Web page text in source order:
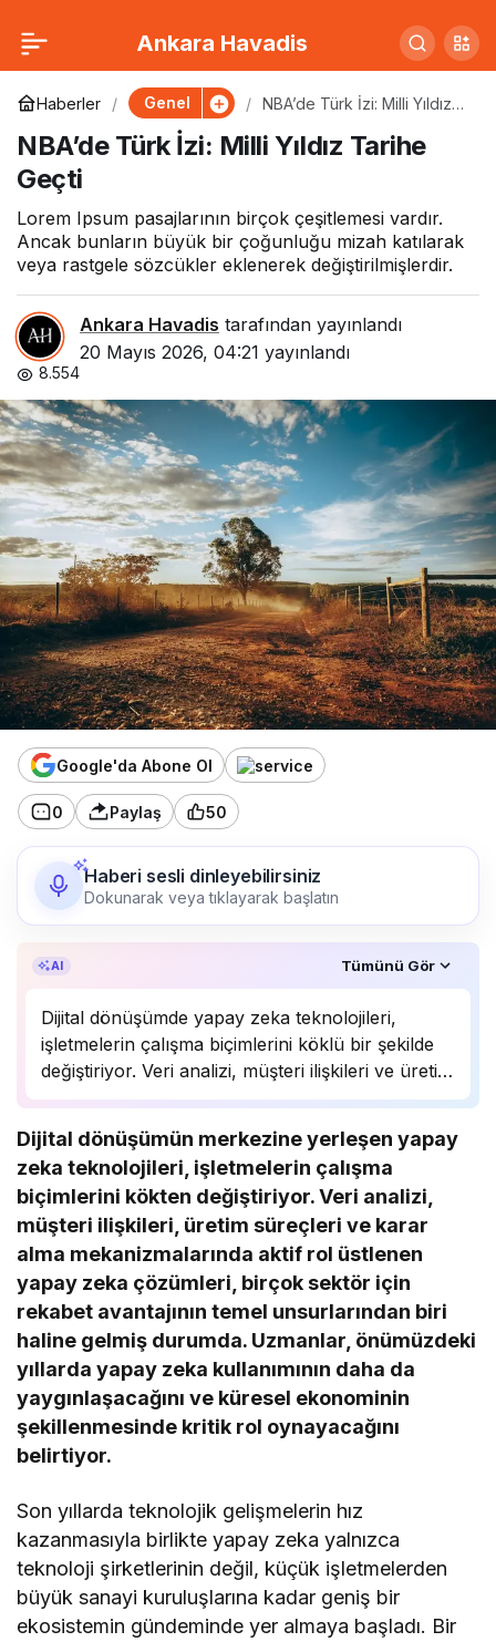
Ankara Havadis
Haberler Genel
NBA’de Türk İzi: Milli Yıldız
NBA’de Türk İzi: Milli Yıldız Tarihe
Geçti
Lorem Ipsum pasajlarının birçok çeşitlemesi vardır.
Ancak bunların büyük bir çoğunluğu mizah katılarak
veya rastgele sözcükler eklenerek değiştirilmişlerdir.
Ankara Havadis tarafından yayınlandı
20 Mayıs 2026, 04:21 yayınlandı
8.554
Google'da Abone Ol
0 Paylaş 50
Haberi sesli dinleyebilirsiniz
Dokunarak veya tıklayarak başlatın
AI Tümünü Gör
Dijital dönüşümde yapay zeka teknolojileri,
işletmelerin çalışma biçimlerini köklü bir şekilde
değiştiriyor. Veri analizi, müşteri ilişkileri ve üretim
süreçlerinde önemli bir rol oynayan yapay zeka,
Uzmanlar, bu teknolojinin önümüzdeki yıllarda
daha da yaygınlaşarak…
Dijital dönüşümün merkezine yerleşen yapay
zeka teknolojileri, işletmelerin çalışma
biçimlerini kökten değiştiriyor. Veri analizi,
müşteri ilişkileri, üretim süreçleri ve karar
alma mekanizmalarında aktif rol üstlenen
yapay zeka çözümleri, birçok sektör için
rekabet avantajının temel unsurlarından biri
haline gelmiş durumda. Uzmanlar, önümüzdeki
yıllarda yapay zeka kullanımının daha da
yaygınlaşacağını ve küresel ekonominin
şekillenmesinde kritik rol oynayacağını
belirtiyor.
Son yıllarda teknolojik gelişmelerin hız
kazanmasıyla birlikte yapay zeka yalnızca
teknoloji şirketlerinin değil, küçük işletmelerden
büyük sanayi kuruluşlarına kadar geniş bir
ekosistemin gündeminde yer almaya başladı. Bir
Fenerbahçe’den Tarihi
Transfer: Rakam Dudak
Uçuklattı
0 Paylaş